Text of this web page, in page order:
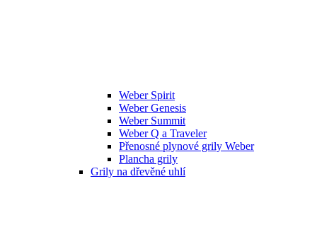
Weber Spirit
Weber Genesis
Weber Summit
Weber Q a Traveler
Přenosné plynové grily Weber
Plancha grily
Grily na dřevěné uhlí